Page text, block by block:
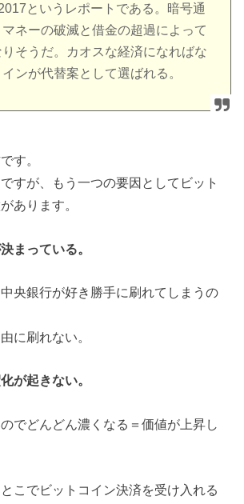
というレポートである。暗号通
ネーの破滅と借金の超過によって
そうだ。カオスな経済になればな
ンが代替案として選ばれる。
す。
すが、もう一つの要因としてビット
あります。
まっている。
央銀行が好き勝手に刷れてしまうの
に刷れない。
が起きない。
でどんどん濃くなる＝価値が上昇し
こでビットコイン決済を受け入れる